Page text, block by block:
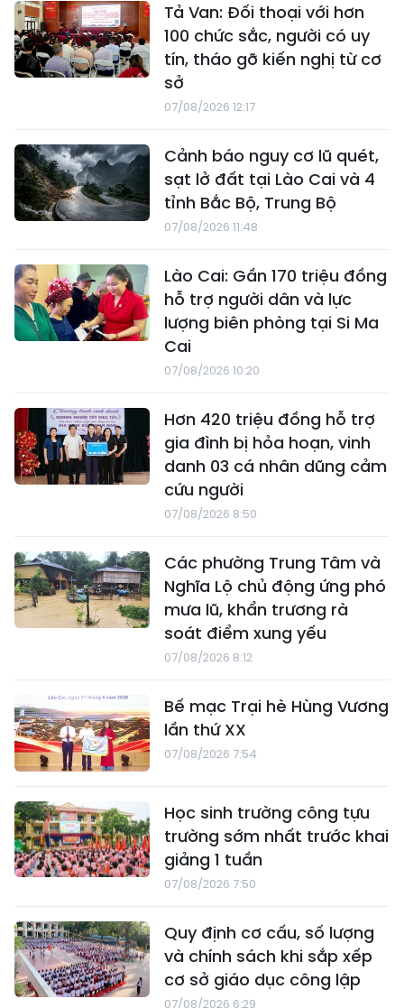
Tả Van: Đối thoại với hơn
100 chức sắc, người có uy
tín, tháo gỡ kiến nghị từ cơ
sở
07/08/2026 12:17
Cảnh báo nguy cơ lũ quét,
sạt lở đất tại Lào Cai và 4
tỉnh Bắc Bộ, Trung Bộ
07/08/2026 11:48
Lào Cai: Gần 170 triệu đồng
hỗ trợ người dân và lực
lượng biên phòng tại Si Ma
Cai
07/08/2026 10:20
Hơn 420 triệu đồng hỗ trợ
gia đình bị hỏa hoạn, vinh
danh 03 cá nhân dũng cảm
cứu người
07/08/2026 8:50
Các phường Trung Tâm và
Nghĩa Lộ chủ động ứng phó
mưa lũ, khẩn trương rà
soát điểm xung yếu
07/08/2026 8:12
Bế mạc Trại hè Hùng Vương
lần thứ XX
07/08/2026 7:54
Học sinh trường công tựu
trường sớm nhất trước khai
giảng 1 tuần
07/08/2026 7:50
Quy định cơ cấu, số lượng
và chính sách khi sắp xếp
cơ sở giáo dục công lập
07/08/2026 6:29